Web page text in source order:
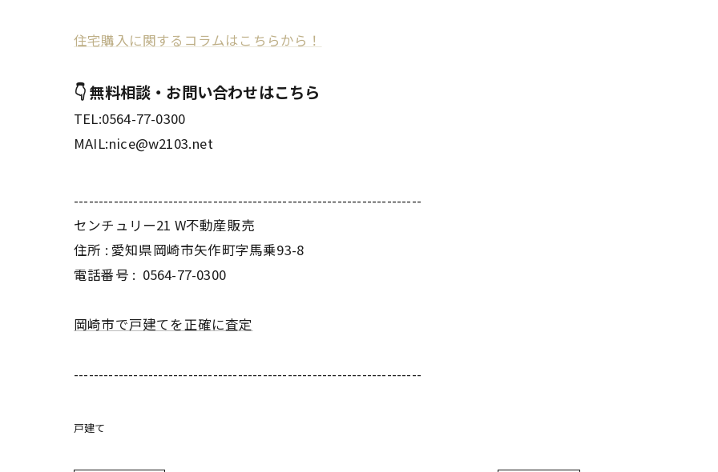
住宅購入に関するコラムはこちらから！
👇 無料相談・お問い合わせはこちら
TEL:0564-77-0300
MAIL:nice@w2103.net
----------------------------------------------------------------------
センチュリー21 W不動産販売
住所 : 愛知県岡崎市矢作町字馬乗93-8
電話番号 : 0564-77-0300
岡崎市で戸建てを正確に査定
----------------------------------------------------------------------
戸建て